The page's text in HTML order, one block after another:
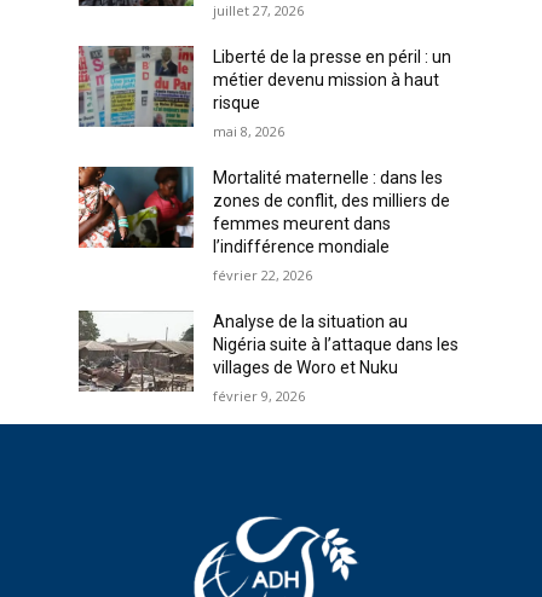
juillet 27, 2026
Liberté de la presse en péril : un
métier devenu mission à haut
risque
mai 8, 2026
Mortalité maternelle : dans les
zones de conflit, des milliers de
femmes meurent dans
l’indifférence mondiale
février 22, 2026
Analyse de la situation au
Nigéria suite à l’attaque dans les
villages de Woro et Nuku
février 9, 2026